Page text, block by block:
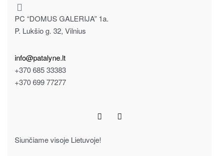
PC “DOMUS GALERIJA” 1a.
P. Lukšio g. 32, Vilnius
info@patalyne.lt
+370 685 33383
+370 699 77277
Siunčiame visoje Lietuvoje!